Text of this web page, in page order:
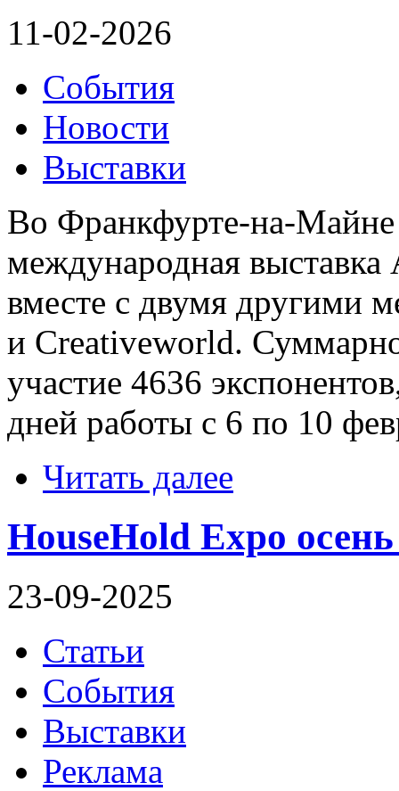
11-02-2026
События
Новости
Выставки
Во Франкфурте-на-Майне
международная
вместе с двумя другими
и Creativeworld.
участие 4636
дней работы с 6 по 10
Читать далее
HouseHold Expo
23-09-2025
Статьи
События
Выставки
Реклама